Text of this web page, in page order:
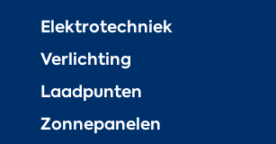
Elektrotechniek
Verlichting
Laadpunten
Zonnepanelen